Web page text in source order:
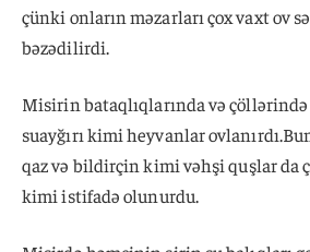
çünki onların məzarları çox vaxt ov
bəzədilirdi.
Misirin bataqlıqlarında və
suayğırı kimi heyvanlar
qaz və bildirçin kimi vəhşi quşlar da
kimi istifadə olunurdu.